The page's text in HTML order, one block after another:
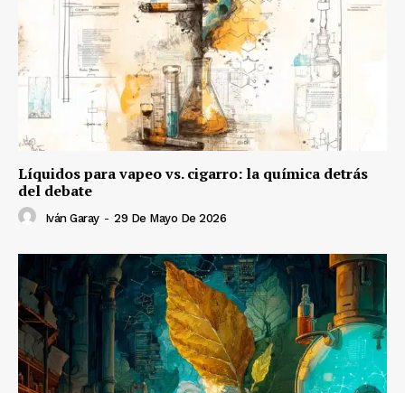
Líquidos para vapeo vs. cigarro: la química detrás
del debate
Iván Garay - 29 De Mayo De 2026